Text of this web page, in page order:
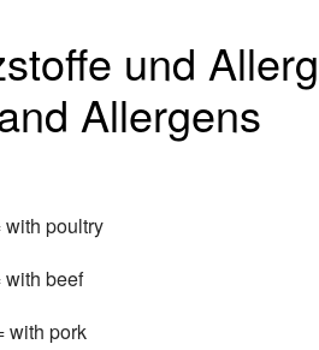
und
Allergens
poultry
beef
pork